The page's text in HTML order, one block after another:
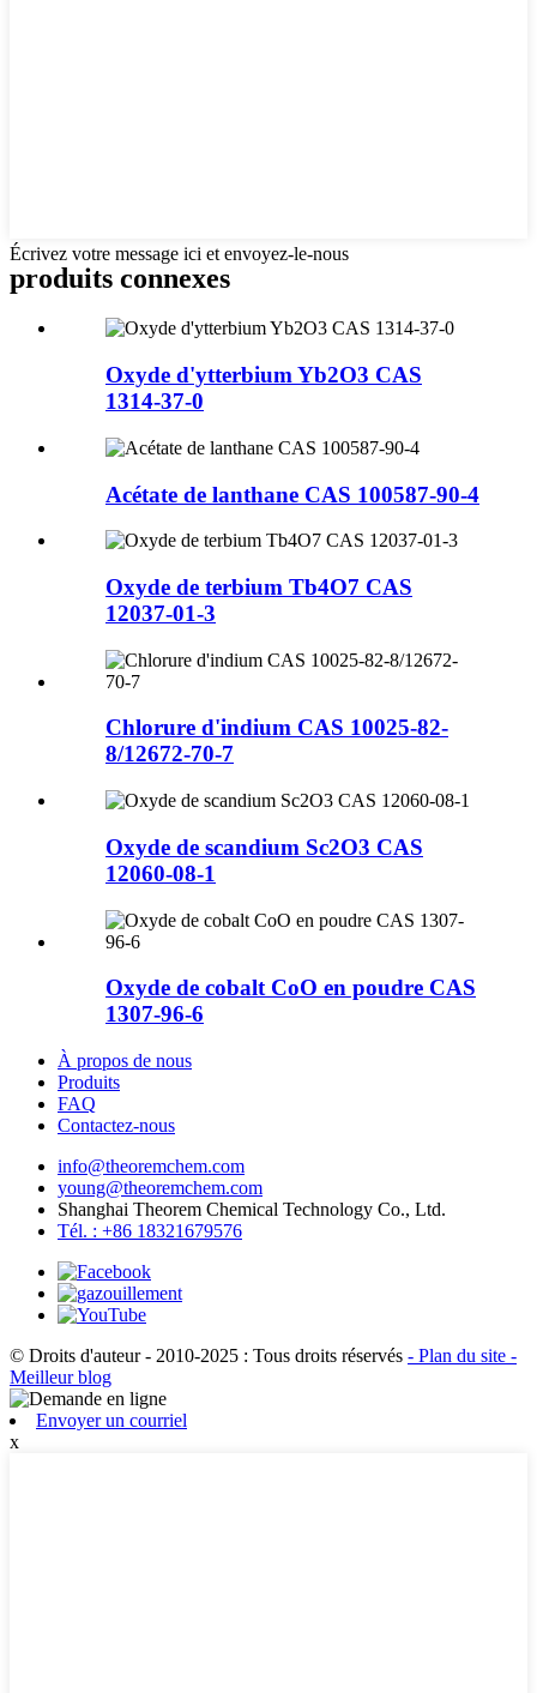
Écrivez votre message ici et envoyez-le-nous
produits connexes
Oxyde d'ytterbium Yb2O3 CAS
1314-37-0
Acétate de lanthane CAS 100587-90-4
Oxyde de terbium Tb4O7 CAS
12037-01-3
Chlorure d'indium CAS 10025-82-
8/12672-70-7
Oxyde de scandium Sc2O3 CAS
12060-08-1
Oxyde de cobalt CoO en poudre CAS
1307-96-6
À propos de nous
Produits
FAQ
Contactez-nous
info@theoremchem.com
young@theoremchem.com
Shanghai Theorem Chemical Technology Co., Ltd.
Tél. : +86 18321679576
© Droits d'auteur - 2010-2025 : Tous droits réservés - Plan du site -
Meilleur blog
Envoyer un courriel
x